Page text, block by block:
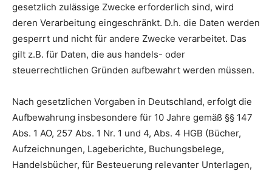
gesetzlich zulässige Zwecke erforderlich sind, wird
deren Verarbeitung eingeschränkt. D.h. die Daten werden
gesperrt und nicht für andere Zwecke verarbeitet. Das
gilt z.B. für Daten, die aus handels- oder
steuerrechtlichen Gründen aufbewahrt werden müssen.
Nach gesetzlichen Vorgaben in Deutschland, erfolgt die
Aufbewahrung insbesondere für 10 Jahre gemäß §§ 147
Abs. 1 AO, 257 Abs. 1 Nr. 1 und 4, Abs. 4 HGB (Bücher,
Aufzeichnungen, Lageberichte, Buchungsbelege,
Handelsbücher, für Besteuerung relevanter Unterlagen,